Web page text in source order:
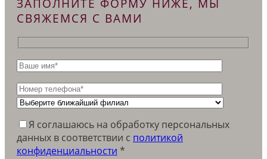
ЗАПОЛНИТЕ ФОРМУ НИЖЕ, МЫ
СВЯЖЕМСЯ С ВАМИ
Я соглашаюсь на обработку персональных
данных в соответствии c политикой
конфиденциальности *